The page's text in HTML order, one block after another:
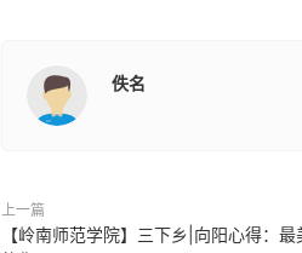
佚名
上一篇
【岭南师范学院】三下乡|向阳心得：